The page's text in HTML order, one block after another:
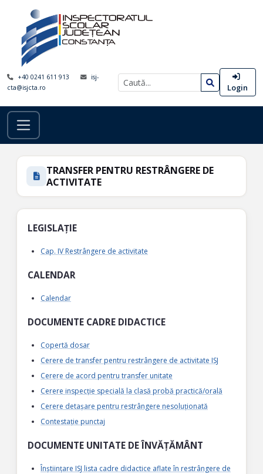
+40 0241 611 913
isj-
cta@isjcta.ro
Login
TRANSFER PENTRU RESTRÂNGERE DE
ACTIVITATE
LEGISLAȚIE
Cap. IV Restrângere de activitate
CALENDAR
Calendar
DOCUMENTE CADRE DIDACTICE
Copertă dosar
Cerere de transfer pentru restrângere de activitate ISJ
Cerere de acord pentru transfer unitate
Cerere inspecție specială la clasă probă practică/orală
Cerere detașare pentru restrângere nesoluționată
Contestație punctaj
DOCUMENTE UNITATE DE ÎNVĂȚĂMÂNT
Înștiințare ISJ lista cadre didactice aflate în restrângere de